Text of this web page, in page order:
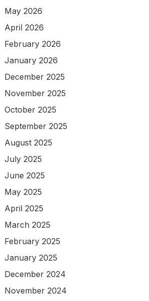
May 2026
April 2026
February 2026
January 2026
December 2025
November 2025
October 2025
September 2025
August 2025
July 2025
June 2025
May 2025
April 2025
March 2025
February 2025
January 2025
December 2024
November 2024